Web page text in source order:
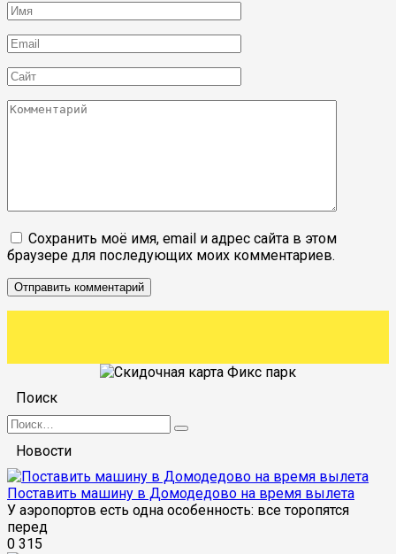
Имя
*
Email
*
Сайт
Комментарий
Сохранить моё имя, email и адрес сайта в этом
браузере для последующих моих комментариев.
Поиск
Search
for:
Новости
Поставить машину в Домодедово на время вылета
У аэропортов есть одна особенность: все торопятся
перед
0 315